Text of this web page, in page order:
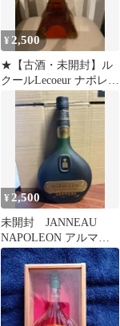
¥ 2,500
★【古酒・未開封】ル
クールLecoeur ナポレオ
ンNAPOLEON
¥ 2,500
未開封 JANNEAU
NAPOLEON アルマニ
ャック ブランデー